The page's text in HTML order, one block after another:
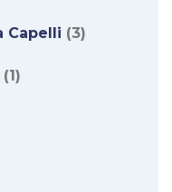
Capelli (3)
(1)